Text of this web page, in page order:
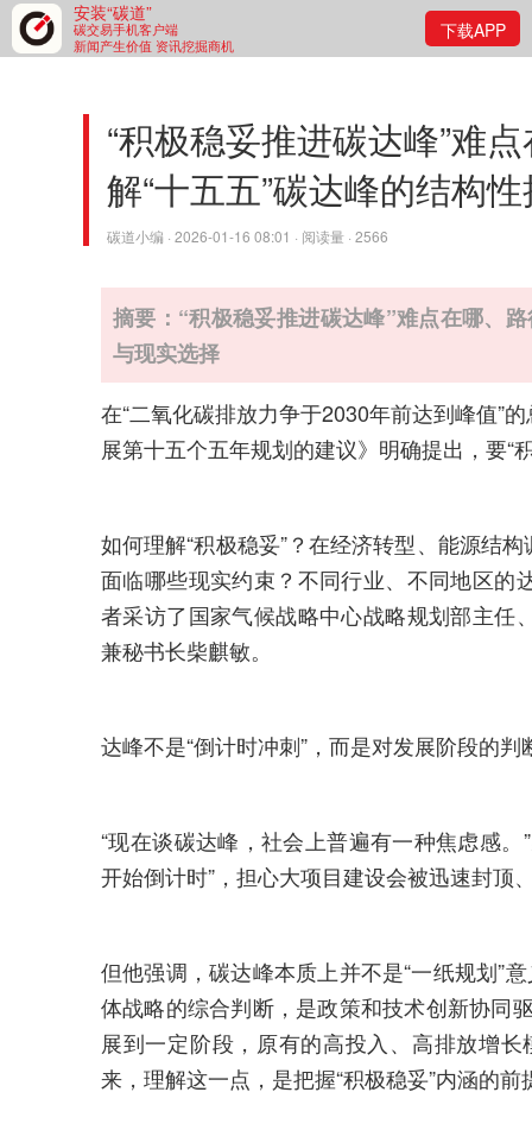
安装“碳道”
碳交易手机客户端
新闻产生价值 资讯挖掘商机
下载APP
“积极稳妥推进碳达峰”难
解“十五五”碳达峰的结构
碳道小编 · 2026-01-16 08:01 · 阅读量 · 2566
摘要：“积极稳妥推进碳达峰”难点在哪、
与现实选择
在“二氧化碳排放力争于2030年前达到峰值”
展第十五个五年规划的建议》明确提出，要“
如何理解“积极稳妥”？在经济转型、能源结
面临哪些现实约束？不同行业、不同地区的
者采访了国家气候战略中心战略规划部主任
兼秘书长柴麒敏。
达峰不是“倒计时冲刺”，而是对发展阶段的判
“现在谈碳达峰，社会上普遍有一种焦虑感
开始倒计时”，担心大项目建设会被迅速封顶
但他强调，碳达峰本质上并不是“一纸规划”
体战略的综合判断，是政策和技术创新协同
展到一定阶段，原有的高投入、高排放增
来，理解这一点，是把握“积极稳妥”内涵的前